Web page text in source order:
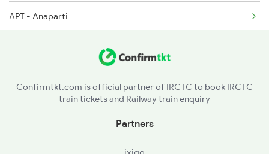
13352 Seat Availability
APT - Anaparti
SLO - Samalkot Jn
Confirmtkt.com is official partner of IRCTC to book IRCTC
train tickets and Railway train enquiry
Partners